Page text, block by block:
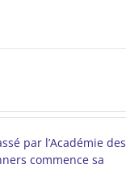
par l’Académie des
commence sa